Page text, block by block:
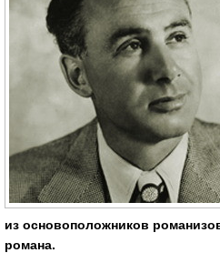
из основоположников
романа.